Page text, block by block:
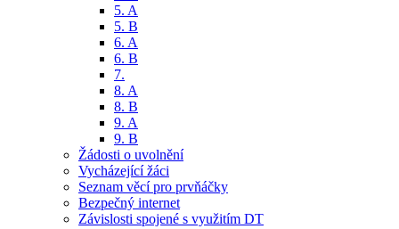
5. A
5. B
6. A
6. B
7.
8. A
8. B
9. A
9. B
Žádosti o uvolnění
Vycházející žáci
Seznam věcí pro prvňáčky
Bezpečný internet
Závislosti spojené s využitím DT